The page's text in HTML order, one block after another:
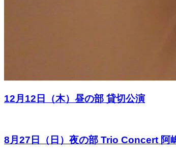
12月12日（木）昼の部 貸切公演
8月27日（日）夜の部 Trio Concert 阿